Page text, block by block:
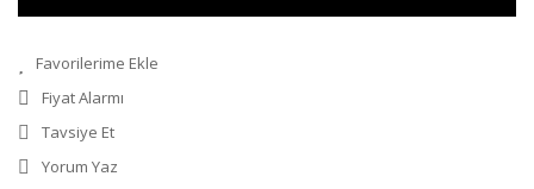
Fiyat Alarmı
Tavsiye Et
Yorum Yaz